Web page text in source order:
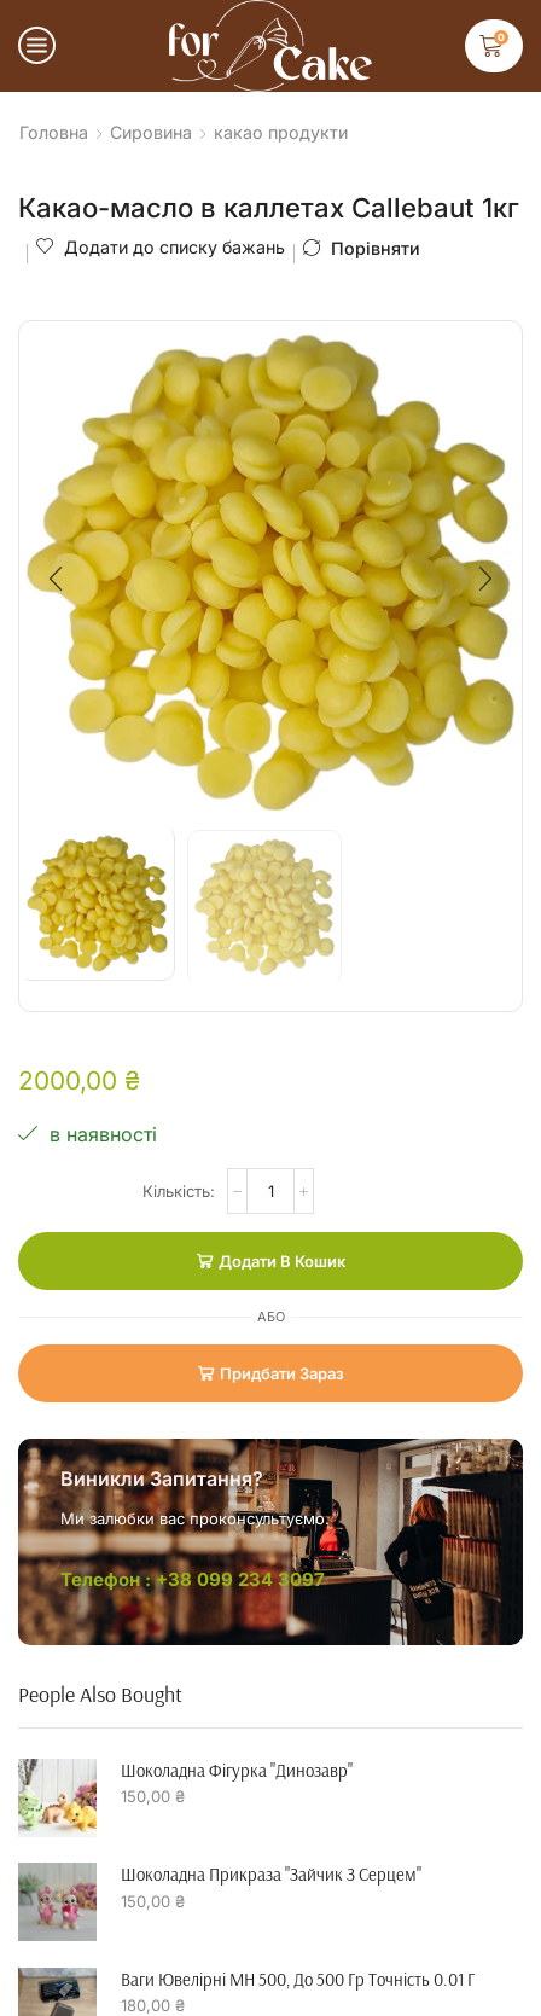
0
Головна Сировина какао продукти
Какао-масло в каллетах Callebaut 1кг
Додати до списку бажань Порівняти
2000,00 ₴
в наявності
Додати В Кошик
АБО
Придбати Зараз
Виникли Запитання?
Ми залюбки вас проконсультуємо.
Телефон : +38 099 234 3097
People Also Bought
Шоколадна Фігурка "динозавр"
150,00 ₴
Шоколадна Прикраза "зайчик З Серцем"
150,00 ₴
Ваги Ювелірні MH 500, До 500 Гр Точність 0.01 Г
180,00 ₴